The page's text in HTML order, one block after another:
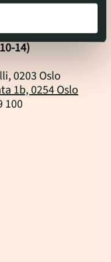
er en
10-14)
0203 Oslo
1b, 0254 Oslo
100